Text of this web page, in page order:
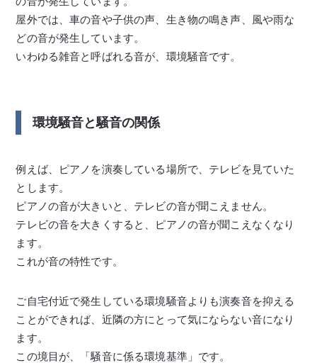
屋外では、車の音や子供の声、生き物の鳴き声、風や雨な
どの音が発生しています。
いわゆる雑音と呼ばれる音が、環境騒音です。
環境騒音と騒音の関係
例えば、ピアノを演奏している場所で、テレビを見ていた
とします。
ピアノの音が大きいと、テレビの音が聞こえません。
テレビの音を大きくすると、ピアノの音が聞こえなくなり
ます。
これが音の特性です。
ご自宅付近で発生している環境騒音よりも演奏音を抑える
ことができれば、近隣の方にとって気にならない音になり
ます。
この境目が、「騒音に係る環境基準」です。